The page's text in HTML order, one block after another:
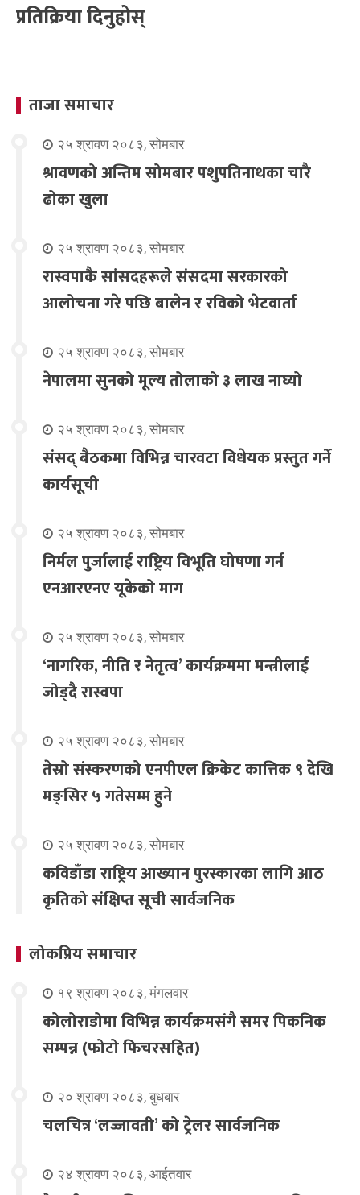
प्रतिक्रिया दिनुहोस्
ताजा समाचार
२५ श्रावण २०८३, सोमबार
श्रावणको अन्तिम सोमबार पशुपतिनाथका चारै
ढोका खुला
२५ श्रावण २०८३, सोमबार
रास्वपाकै सांसदहरूले संसदमा सरकारको
आलोचना गरे पछि बालेन र रविको भेटवार्ता
२५ श्रावण २०८३, सोमबार
नेपालमा सुनको मूल्य तोलाको ३ लाख नाघ्यो
२५ श्रावण २०८३, सोमबार
संसद् बैठकमा विभिन्न चारवटा विधेयक प्रस्तुत गर्ने
कार्यसूची
२५ श्रावण २०८३, सोमबार
निर्मल पुर्जालाई राष्ट्रिय विभूति घोषणा गर्न
एनआरएनए यूकेको माग
२५ श्रावण २०८३, सोमबार
‘नागरिक, नीति र नेतृत्व’ कार्यक्रममा मन्त्रीलाई
जोड्दै रास्वपा
२५ श्रावण २०८३, सोमबार
तेस्रो संस्करणको एनपीएल क्रिकेट कात्तिक ९ देखि
मङ्सिर ५ गतेसम्म हुने
२५ श्रावण २०८३, सोमबार
कविडाँडा राष्ट्रिय आख्यान पुरस्कारका लागि आठ
कृतिको संक्षिप्त सूची सार्वजनिक
लोकप्रिय समाचार
१९ श्रावण २०८३, मंगलवार
कोलोराडोमा विभिन्न कार्यक्रमसंगै समर पिकनिक
सम्पन्न (फोटो फिचरसहित)
२० श्रावण २०८३, बुधबार
चलचित्र ‘लज्जावती’ को ट्रेलर सार्वजनिक
२४ श्रावण २०८३, आईतवार